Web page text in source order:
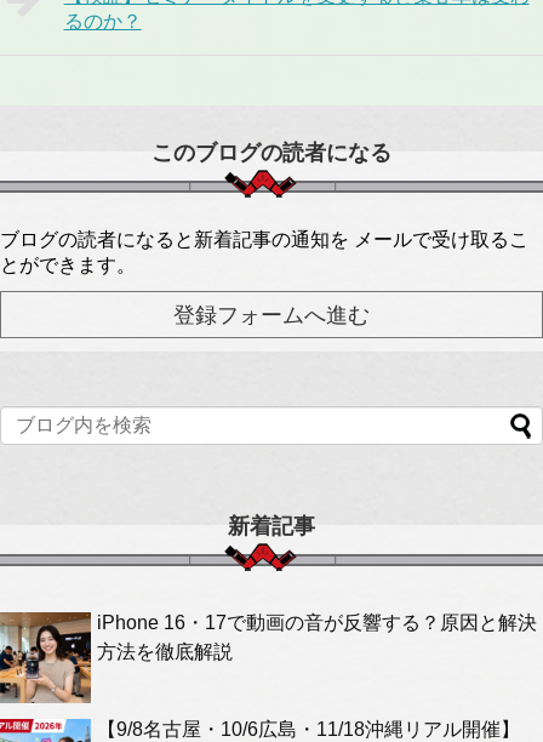
るのか？
このブログの読者になる
ブログの読者になると新着記事の通知を メールで受け取るこ
とができます。
新着記事
iPhone 16・17で動画の音が反響する？原因と解決
方法を徹底解説
【9/8名古屋・10/6広島・11/18沖縄リアル開催】